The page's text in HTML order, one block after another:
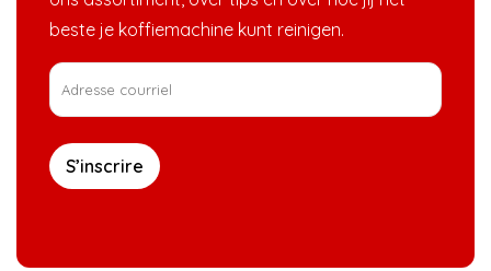
beste je koffiemachine kunt reinigen.
S’inscrire